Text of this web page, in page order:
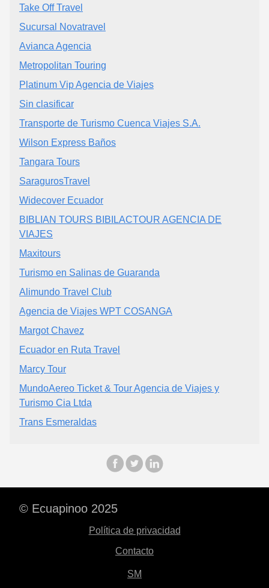
Take Off Travel
Sucursal Novatravel
Avianca Agencia
Metropolitan Touring
Platinum Vip Agencia de Viajes
Sin clasificar
Transporte de Turismo Cuenca Viajes S.A.
Wilson Express Baños
Tangara Tours
SaragurosTravel
Widecover Ecuador
BIBLIAN TOURS BIBILACTOUR AGENCIA DE
VIAJES
Maxitours
Turismo en Salinas de Guaranda
Alimundo Travel Club
Agencia de Viajes WPT COSANGA
Margot Chavez
Ecuador en Ruta Travel
Marcy Tour
MundoAereo Ticket & Tour Agencia de Viajes y
Turismo Cia Ltda
Trans Esmeraldas
© Ecuapinoo 2025
Política de privacidad
Contacto
SM